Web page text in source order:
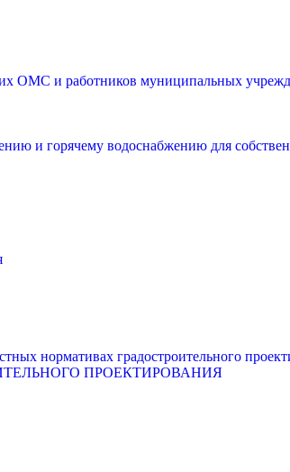
ОМС и работников муниципальных
и горячему водоснабжению для
нормативах градостроительного
ПРОЕКТИРОВАНИЯ